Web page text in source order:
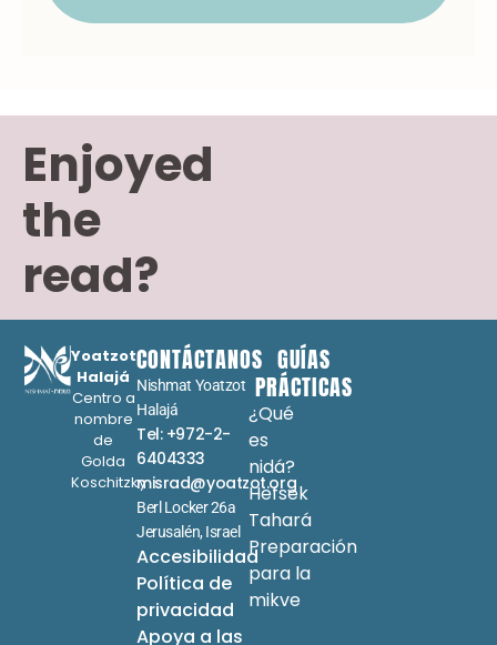
Enjoyed
the
read?
Yoatzot
Halajá
Centro a
nombre
de
Golda
Koschitzky
CONTÁCTANOS
Nishmat Yoatzot
Halajá
Tel: +972-2-
6404333
misrad@yoatzot.org
Berl Locker 26a
Jerusalén, Israel
Accesibilidad
Política de
privacidad
Apoya a las
GUÍAS
PRÁCTICAS
¿Qué
es
nidá?
Hefsek
Tahará
Preparación
para la
mikve